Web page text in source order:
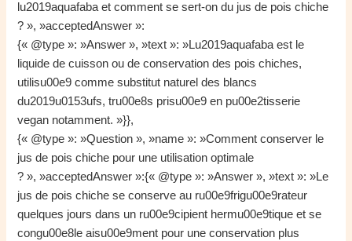
lu2019aquafaba et comment se sert-on du jus de pois chiche
? », »acceptedAnswer »:
{« @type »: »Answer », »text »: »Lu2019aquafaba est le
liquide de cuisson ou de conservation des pois chiches,
utilisu00e9 comme substitut naturel des blancs
du2019u0153ufs, tru00e8s prisu00e9 en pu00e2tisserie
vegan notamment. »}},
{« @type »: »Question », »name »: »Comment conserver le
jus de pois chiche pour une utilisation optimale
? », »acceptedAnswer »:{« @type »: »Answer », »text »: »Le
jus de pois chiche se conserve au ru00e9frigu00e9rateur
quelques jours dans un ru00e9cipient hermu00e9tique et se
congu00e8le aisu00e9ment pour une conservation plus